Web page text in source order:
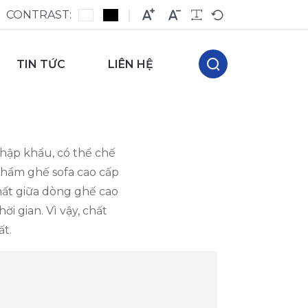
CONTRAST:
TIN TỨC LIÊN HỆ
khẩu, có thể chế
ghế sofa cao cấp
giữa dòng ghế cao
gian. Vì vậy, chất